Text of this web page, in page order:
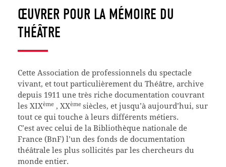
ŒUVRER POUR LA MÉMOIRE DU
THÉÂTRE
Cette Association de professionnels du spectacle
vivant, et tout particulièrement du Théâtre, archive
depuis 1911 une très riche documentation couvrant
les XIXème , XXème siècles, et jusqu’à aujourd’hui, sur
tout ce qui touche à leurs différents métiers.
C’est avec celui de la Bibliothèque nationale de
France (BnF) l’un des fonds de documentation
théâtrale les plus sollicités par les chercheurs du
monde entier.